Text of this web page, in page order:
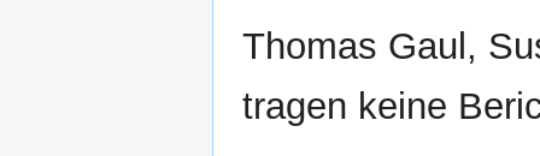
Thomas Gaul,
tragen keine